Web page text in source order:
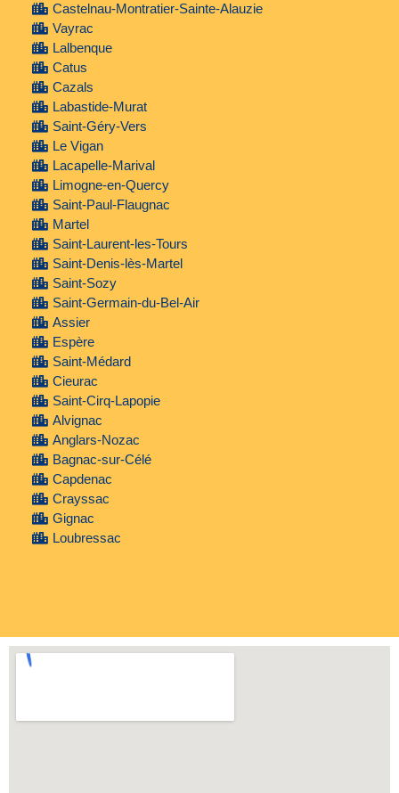
Castelnau-Montratier-Sainte-Alauzie
Vayrac
Lalbenque
Catus
Cazals
Labastide-Murat
Saint-Géry-Vers
Le Vigan
Lacapelle-Marival
Limogne-en-Quercy
Saint-Paul-Flaugnac
Martel
Saint-Laurent-les-Tours
Saint-Denis-lès-Martel
Saint-Sozy
Saint-Germain-du-Bel-Air
Assier
Espère
Saint-Médard
Cieurac
Saint-Cirq-Lapopie
Alvignac
Anglars-Nozac
Bagnac-sur-Célé
Capdenac
Crayssac
Gignac
Loubressac